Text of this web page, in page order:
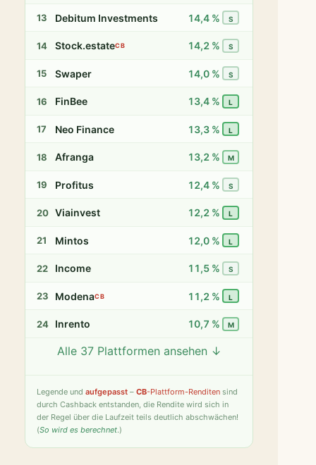
13 Debitum Investments 14,4 % S
14 Stock.estateCB 14,2 % S
15 Swaper 14,0 % S
16 FinBee 13,4 % L
17 Neo Finance 13,3 % L
18 Afranga 13,2 % M
19 Profitus 12,4 % S
20 Viainvest 12,2 % L
21 Mintos 12,0 % L
22 Income 11,5 % S
23 ModenaCB 11,2 % L
24 Inrento 10,7 % M
Twino 9,8 %
27 PeerBerry 9,2 % S
28 Bondster
Alle 37 Plattformen ansehen ↓
Legende und aufgepasst – CB-Plattform-Renditen sind
durch Cashback entstanden, die Rendite wird sich in
der Regel über die Laufzeit teils deutlich abschwächen!
(So wird es berechnet.)